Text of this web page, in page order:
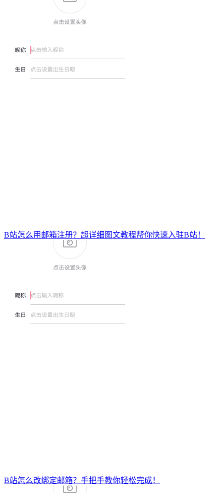
B站怎么用邮箱注册？超详细图文教程帮你快速入驻B站！
B站怎么改绑定邮箱？手把手教你轻松完成！